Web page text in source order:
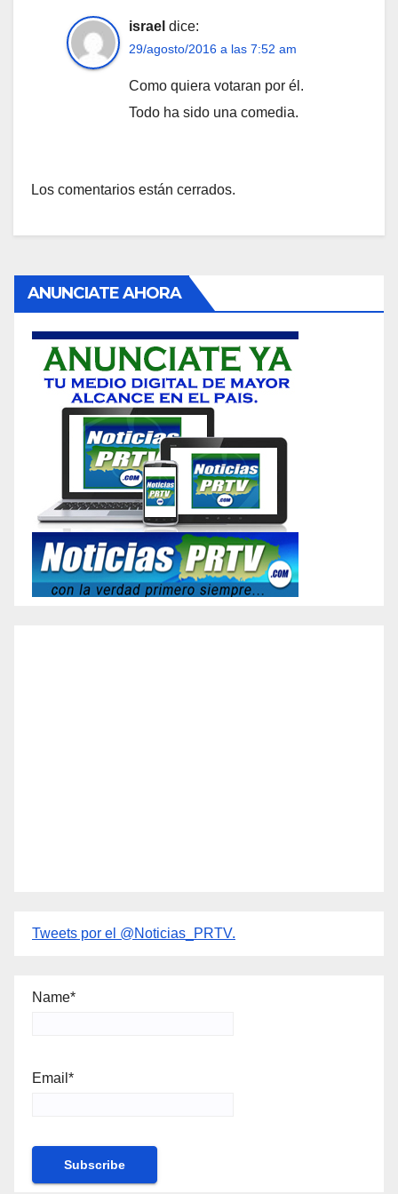
israel dice:
29/agosto/2016 a las 7:52 am
Como quiera votaran por él.
Todo ha sido una comedia.
Los comentarios están cerrados.
ANUNCIATE AHORA
Tweets por el @Noticias_PRTV.
Name*
Email*